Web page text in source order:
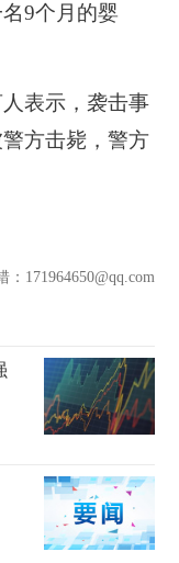
9个月的婴
表示，袭击事
方击毙，警方
：171964650@qq.com